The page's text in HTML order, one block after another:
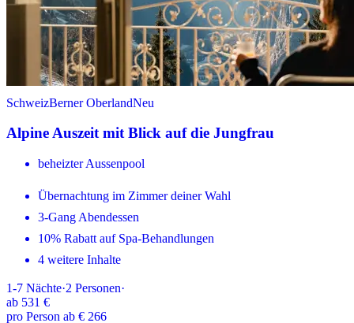
SchweizBerner OberlandNeu
Alpine Auszeit mit Blick auf die Jungfrau
beheizter Aussenpool
Übernachtung im Zimmer deiner Wahl
3-Gang Abendessen
10% Rabatt auf Spa-Behandlungen
4 weitere Inhalte
1-7 Nächte·2 Personen·
ab 531 €
pro Person ab € 266